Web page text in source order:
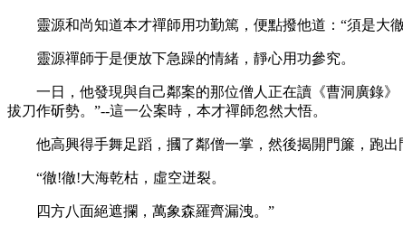
靈源和尚知道本才禪師用功勤篤，便點撥他道：“須是大
靈源禪師于是便放下急躁的情緒，靜心用功參究。
一日，他發現與自己鄰案的那位僧人正在讀《曹洞廣錄》，
拔刀作斫勢。”--這一公案時，本才禪師忽然大悟。
他高興得手舞足蹈，摑了鄰僧一掌，然後揭開門簾，跑出
“徹!徹!大海乾枯，虛空迸裂。
四方八面絕遮攔，萬象森羅齊漏洩。”